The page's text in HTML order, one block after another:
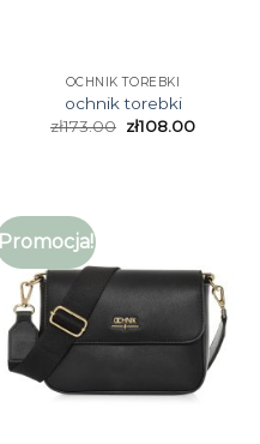
OCHNIK TOREBKI
ochnik torebki
zł173.00 zł108.00
Promocja!